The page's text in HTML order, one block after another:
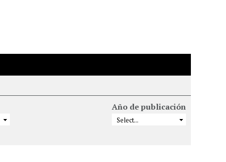
Año de publicación